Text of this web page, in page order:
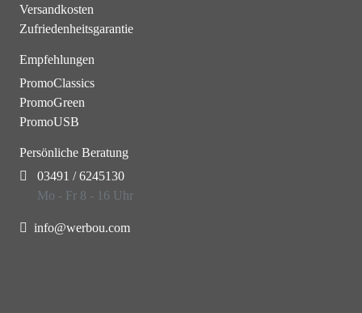
Versandkosten
Zufriedenheitsgarantie
Empfehlungen
PromoClassics
PromoGreen
PromoUSB
Persönliche Beratung
03491 / 6245130
Mo - Fr 8 - 16 Uhr
info@werbou.com